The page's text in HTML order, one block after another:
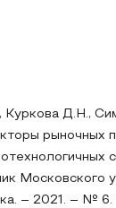
Куркова Д.Н.,
рыночных
Московского
– 2021. – № 6.